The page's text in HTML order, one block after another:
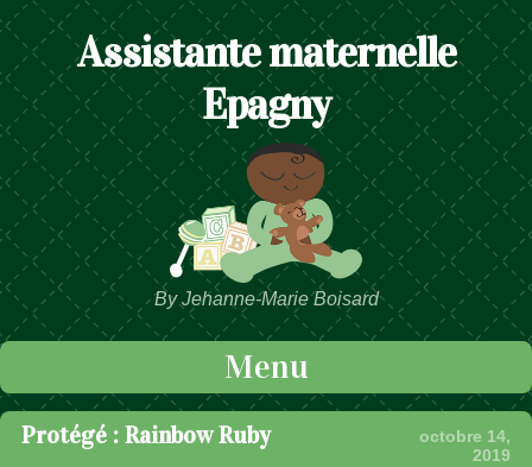
Assistante maternelle
Epagny
By Jehanne-Marie Boisard
Menu
Passer au contenu
Protégé : Rainbow Ruby
octobre 14,
2019